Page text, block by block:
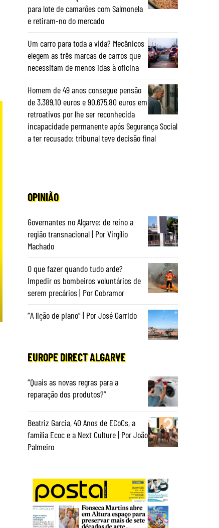
para lote de camarões com Salmonela
e retiram-no do mercado
Um carro para toda a vida? Mecânicos
elegem as três marcas de carros que
necessitam de menos idas à oficina
Homem de 49 anos consegue pensão
de 3.389,10 euros e 90.675,80 euros em
retroativos por lhe ser reconhecida
incapacidade permanente após Segurança Social
a ter recusado: tribunal teve decisão final
OPINIÃO
Governantes no Algarve: de reino a
região transnacional | Por Virgílio
Machado
O que fazer quando tudo arde?
Impedir os bombeiros voluntários de
serem precários | Por Cobramor
“A lição de piano” | Por José Garrido
EUROPE DIRECT ALGARVE
“Quais as novas regras para a
reparação dos produtos?”
Beatriz Garcia, 40 Anos de ECoCs, a
família Ecoc e a Next Culture | Por João
Palmeiro